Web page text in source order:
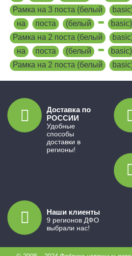
Рамка на 3 поста (белый
на поста (белый basic)
Рамка на 2 поста (белый
на поста (белый basic)
Рамка на 2 поста (белый
Доставка по
РОССИИ
Удобные
способы
доставки в
регионы!
Наши клиенты
9 регионов ДФО
выбрали нас!